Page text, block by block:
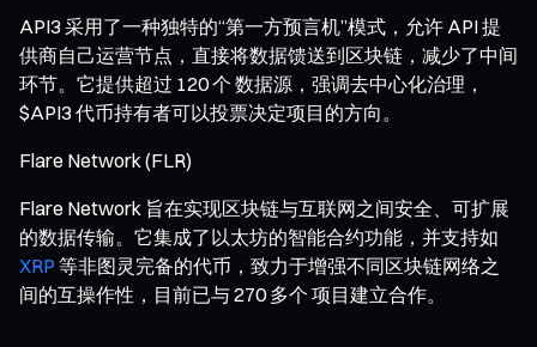
API3 采用了一种独特的“第一方预言机”模式，允许 API 提
供商自己运营节点，直接将数据馈送到区块链，减少了中间
环节。它提供超过 120 个 数据源，强调去中心化治理，
$API3 代币持有者可以投票决定项目的方向。
Flare Network (FLR)
Flare Network 旨在实现区块链与互联网之间安全、可扩展
的数据传输。它集成了以太坊的智能合约功能，并支持如
XRP 等非图灵完备的代币，致力于增强不同区块链网络之
间的互操作性，目前已与 270 多个 项目建立合作。